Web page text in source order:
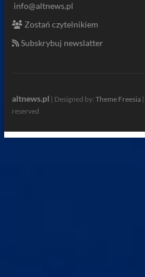
info@altnews.pl
Zostań czytelnikiem
Subskrybuj newslatter
altnews.pl | Designed by: Theme Freesia|
reserved